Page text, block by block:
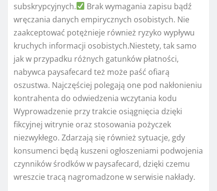
subskrypcyjnych.
Brak wymagania zapisu bądź
wręczania danych empirycznych osobistych. Nie
zaakceptować potężnieje również ryzyko wypływu
kruchych informacji osobistych.Niestety, tak samo
jak w przypadku różnych gatunków płatności,
nabywca paysafecard też może paść ofiarą
oszustwa. Najczęściej polegają one pod nakłonieniu
kontrahenta do odwiedzenia wczytania kodu
Wyprowadzenie przy trakcie osiągnięcia dzięki
fikcyjnej witrynie oraz stosowania pożyczek
niezwykłego. Zdarzają się również sytuacje, gdy
konsumenci będą kuszeni ogłoszeniami podwojenia
czynników środków w paysafecard, dzięki czemu
wreszcie tracą nagromadzone w serwisie nakłady.